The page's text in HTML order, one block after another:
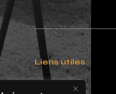
Liens utiles